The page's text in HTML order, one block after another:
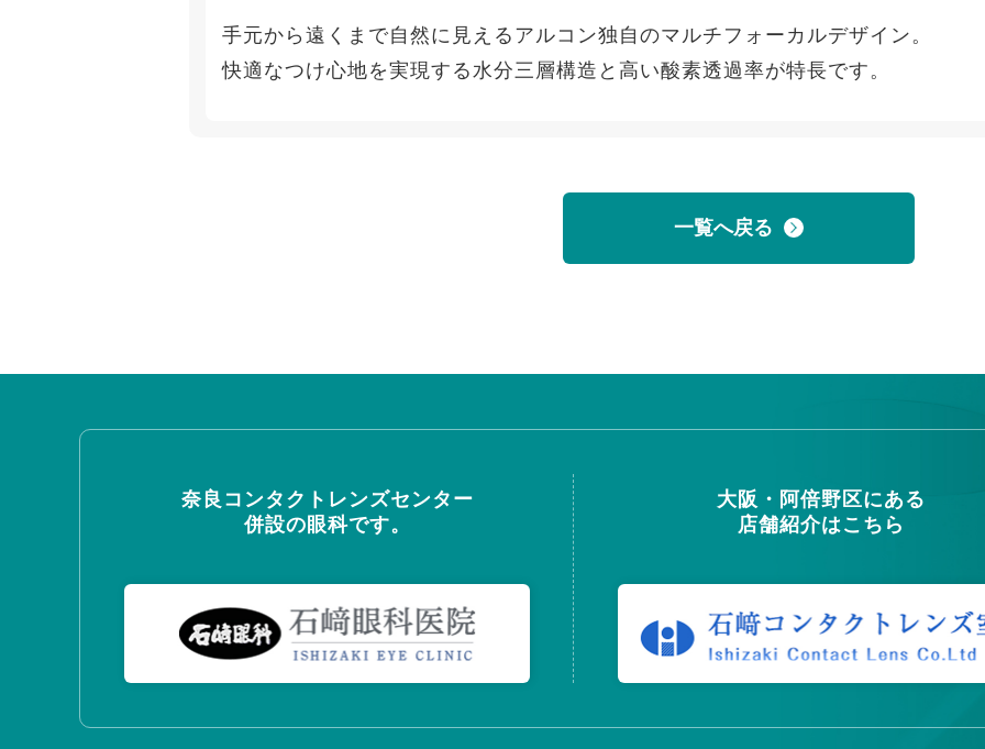
手元から遠くまで自然に見えるアルコン独自のマルチフォーカルデザイン。
快適なつけ心地を実現する水分三層構造と高い酸素透過率が特長です。
一覧へ戻る
奈良コンタクトレンズセンター
併設の眼科です。
大阪・阿倍野区にある
店舗紹介はこちら